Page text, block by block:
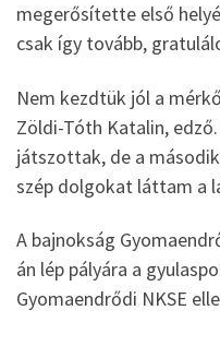
megerősítette első
csak így tovább,
Nem kezdtük jól a
Zöldi-Tóth Katalin,
játszottak, de a
szép dolgokat láttam a
A bajnokság
án lép pályára a
Gyomaendrődi NKSE